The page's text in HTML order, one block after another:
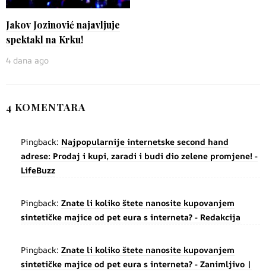
Jakov Jozinović najavljuje
spektakl na Krku!
4 dana ago
4 KOMENTARA
Pingback: Najpopularnije internetske second hand
adrese: Prodaj i kupi, zaradi i budi dio zelene promjene! -
LifeBuzz
Pingback: Znate li koliko štete nanosite kupovanjem
sintetičke majice od pet eura s interneta? - Redakcija
Pingback: Znate li koliko štete nanosite kupovanjem
sintetičke majice od pet eura s interneta? - Zanimljivo |